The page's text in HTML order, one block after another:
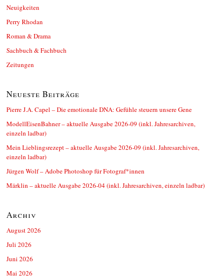
Neuigkeiten
Perry Rhodan
Roman & Drama
Sachbuch & Fachbuch
Zeitungen
Neueste Beiträge
Pierre J.A. Capel – Die emotionale DNA: Gefühle steuern unsere Gene
ModellEisenBahner – aktuelle Ausgabe 2026-09 (inkl. Jahresarchiven,
einzeln ladbar)
Mein Lieblingsrezept – aktuelle Ausgabe 2026-09 (inkl. Jahresarchiven,
einzeln ladbar)
Jürgen Wolf – Adobe Photoshop für Fotograf*innen
Märklin – aktuelle Ausgabe 2026-04 (inkl. Jahresarchiven, einzeln ladbar)
Archiv
August 2026
Juli 2026
Juni 2026
Mai 2026